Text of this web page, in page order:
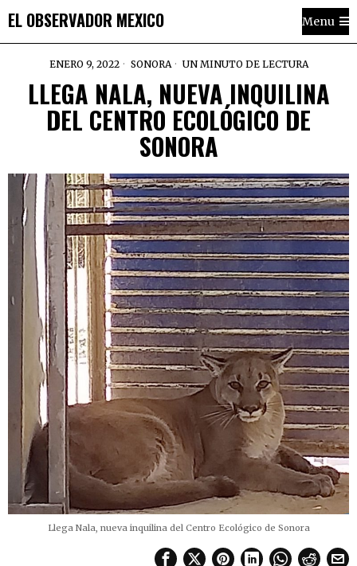
EL OBSERVADOR MEXICO Menu
ENERO 9, 2022 SONORA UN MINUTO DE LECTURA
LLEGA NALA, NUEVA INQUILINA
DEL CENTRO ECOLÓGICO DE
SONORA
Llega Nala, nueva inquilina del Centro Ecológico de Sonora